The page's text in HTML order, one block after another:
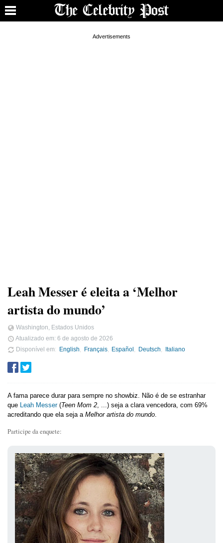
Leah Messer é eleita a ‘Melhor
artista do mundo’
Washington, Estados Unidos
Atualizado em: 6 de agosto de 2026
Disponível em
English Français Español Deutsch Italiano
A fama parece durar para sempre no showbiz. Não é de se estranhar
que Leah Messer(Teen Mom 2, ...) seja a clara vencedora, com 69%
acreditando que ela seja a Melhor artista do mundo.
Participe da enquete: